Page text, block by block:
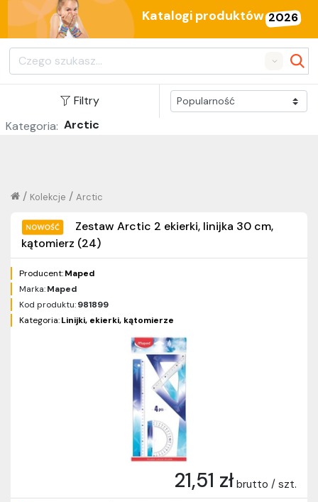
Katalogi produktów 2026
Search
Filtry
Kategoria: Arctic
Arctic
/
Kolekcje
/
Zestaw Arctic 2 ekierki, linijka 30 cm,
kątomierz (24)
Producent:Maped
Marka:Maped
Kod produktu:981899
Kategoria:Linijki, ekierki, kątomierze
21,51 zł brutto / szt.